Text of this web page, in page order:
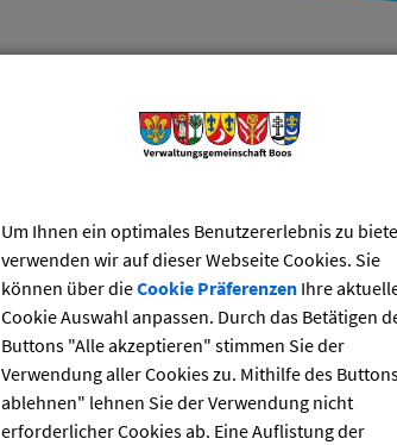
Verwaltungsgemeinschaft Boos Verwaltung &
Die Gemeinden können durch Satzung den
Unter bestimmten im Baugesetzbuch geregelten
können dadurch auch Außenbereichsflächen in
Um Ihnen ein optimales Benutzererlebnis zu
verwenden wir auf dieser Webseite Cookies. Sie
können über dieCookie PräferenzenIhre
Cookie Auswahl anpassen. Durch das Betätigen
Buttons "Alle akzeptieren" stimmen Sie der
Verwendung aller Cookies zu. Mithilfe des
ablehnen" lehnen Sie der Verwendung nicht
erforderlicher Cookies ab. Eine Auflistung der